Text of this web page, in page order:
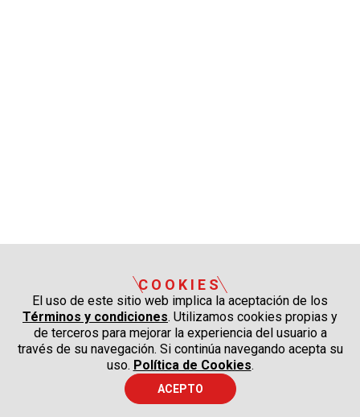
COOKIES
El uso de este sitio web implica la aceptación de los
Términos y condiciones. Utilizamos cookies propias y
de terceros para mejorar la experiencia del usuario a
través de su navegación. Si continúa navegando acepta su
uso. Política de Cookies.
ACEPTO